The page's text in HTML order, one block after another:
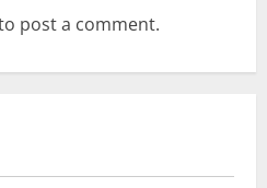
post a comment.